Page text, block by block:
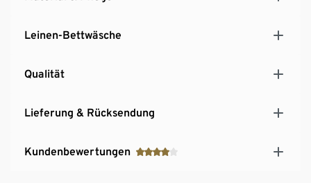
Leinen-Bettwäsche
Qualität
Lieferung & Rücksendung
Kundenbewertungen